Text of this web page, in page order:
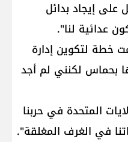
على إيجاد بدائل
عدائية لنا".
خطة لتكوين إدارة
بحماس لكنني لم أجد
المتحدة في حربنا
في الغرف المغلقة".